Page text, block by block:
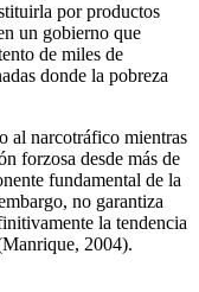
por productos
un gobierno que
de miles de
donde la pobreza
al narcotráfico mientras
forzosa desde más de
fundamental de la
no garantiza
la tendencia
2004).